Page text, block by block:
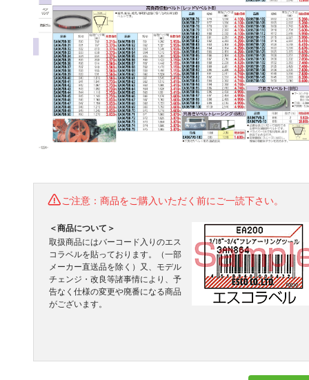
ご注意：商品をご購入いただく前にご一読下さい。
＜商品について＞
取扱商品にはバーコード入りのエス
コラベルを貼っております。（一部
メーカー直送品を除く）又、モデル
チェンジ・改良等諸事情により、予
告なく仕様の変更や廃番になる商品
がございます。